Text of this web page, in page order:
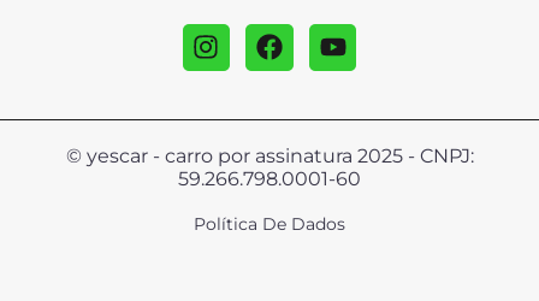
© yescar - carro por assinatura 2025 - CNPJ:
59.266.798.0001-60
Política De Dados